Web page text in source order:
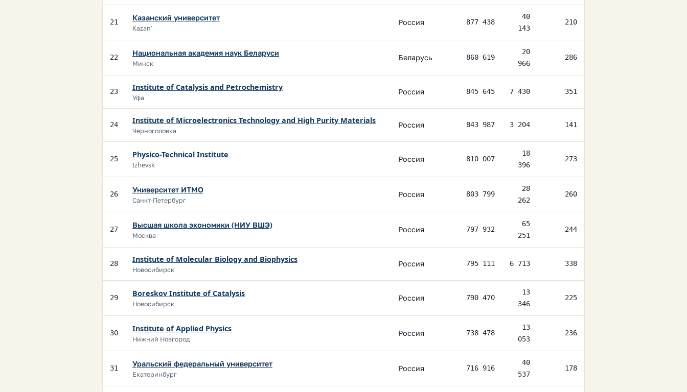
21 Казанский университет
Kazan’
Россия 877 438
40
143
210
22 Национальная академия наук Беларуси
Минск
Беларусь 860 619
20
966
286
23 Institute of Catalysis and Petrochemistry
Уфа
Россия 845 645 7 430 351
24 Institute of Microelectronics Technology and High Purity Materials
Черноголовка
Россия 843 987 3 204 141
25 Physico-Technical Institute
Izhevsk
Россия 810 007
18
396
273
26 Университет ИТМО
Санкт-Петербург
Россия 803 799
28
262
260
27 Высшая школа экономики (НИУ ВШЭ)
Москва
Россия 797 932
65
251
244
28 Institute of Molecular Biology and Biophysics
Новосибирск
Россия 795 111 6 713 338
29 Boreskov Institute of Catalysis
Новосибирск
Россия 790 470
13
346
225
30 Institute of Applied Physics
Нижний Новгород
Россия 738 478
13
053
236
31 Уральский федеральный университет
Екатеринбург
Россия 716 916
40
537
178